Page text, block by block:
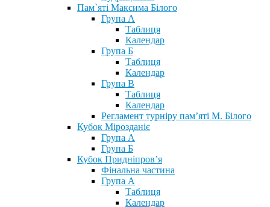
Пам`яті Максима Білого
Група А
Таблиця
Календар
Група Б
Таблиця
Календар
Група В
Таблиця
Календар
Регламент турніру пам’яті М. Білого
Кубок Мірозданіє
Група А
Група Б
Кубок Придніпров’я
Фінальна частина
Група А
Таблиця
Календар